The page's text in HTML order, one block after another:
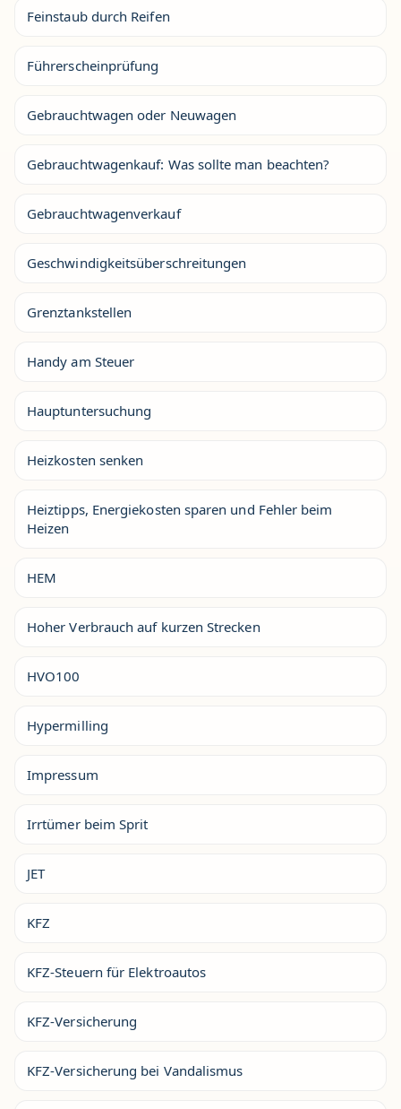
Feinstaub durch Reifen
Führerscheinprüfung
Gebrauchtwagen oder Neuwagen
Gebrauchtwagenkauf: Was sollte man beachten?
Gebrauchtwagenverkauf
Geschwindigkeitsüberschreitungen
Grenztankstellen
Handy am Steuer
Hauptuntersuchung
Heizkosten senken
Heiztipps, Energiekosten sparen und Fehler beim
Heizen
HEM
Hoher Verbrauch auf kurzen Strecken
HVO100
Hypermilling
Impressum
Irrtümer beim Sprit
JET
KFZ
KFZ-Steuern für Elektroautos
KFZ-Versicherung
KFZ-Versicherung bei Vandalismus